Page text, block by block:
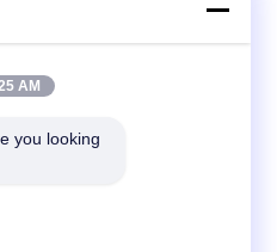
AM
you looking